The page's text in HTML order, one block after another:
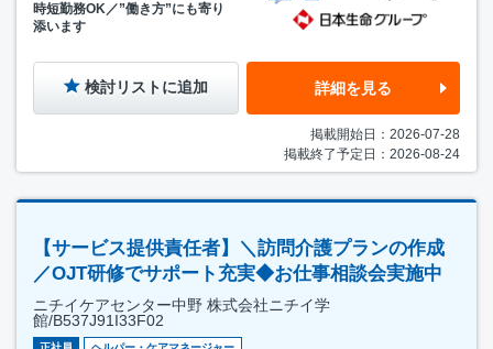
時短勤務OK／”働き方”にも寄り
添います
検討リストに追加 詳細を見る
掲載開始日：2026-07-28
掲載終了予定日：2026-08-24
【サービス提供責任者】＼訪問介護プランの作成
／OJT研修でサポート充実◆お仕事相談会実施中
ニチイケアセンター中野 株式会社ニチイ学
館/B537J91I33F02